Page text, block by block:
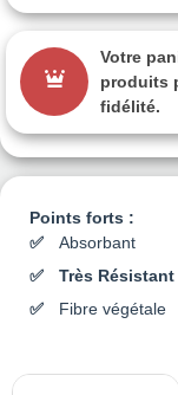
Points forts :
Absorbant
Très Résistant
Fibre végétale
Votre
produits
fidélité.